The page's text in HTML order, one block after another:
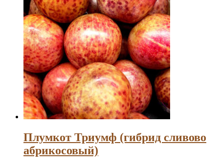
Плумкот Триумф (гибрид сливово
абрикосовый)